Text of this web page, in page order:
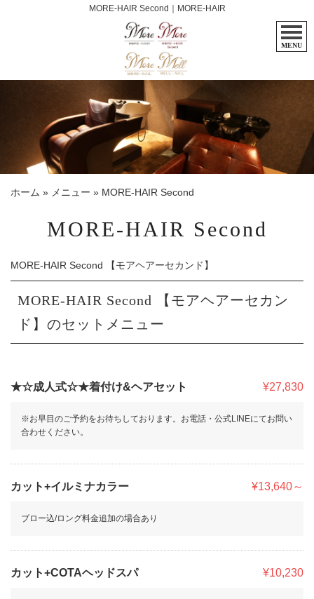
MORE-HAIR Second｜MORE-HAIR
MENU
ホーム » メニュー » MORE-HAIR Second
MORE-HAIR Second
MORE-HAIR Second 【モアヘアーセカンド】
MORE-HAIR Second 【モアヘアーセカン
ド】のセットメニュー
★☆成人式☆★着付け&ヘアセット ¥27,830
※お早目のご予約をお待ちしております。お電話・公式LINEにてお問い
合わせください。
カット+イルミナカラー ¥13,640～
ブロー込/ロング料金追加の場合あり
カット+COTAヘッドスパ ¥10,230